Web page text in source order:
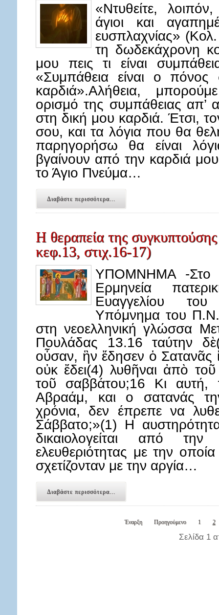
«Ντυθείτε,
άγιοι και
ευσπλαχνίας»
τη δωδεκάχρονη
μου πεις τι είναι
«Συμπάθεια είναι ο
καρδιά».Αλήθεια,
ορισμό της συμπάθειας
στη δική μου καρδιά. Έτσι,
σου, και τα λόγια που θα
παρηγορήσω θα είναι
βγαίνουν από την καρδιά
το Άγιο Πνεύμα…
Διαβάστε περισσότερα...
Η θεραπεία της
κεφ.13, στιχ.16-17)
ΥΠΟΜΝΗΜΑ -Στο
Ερμηνεία
Ευαγγελίου του
Υπόμνημα του Π.Ν.
στη νεοελληνική γλώσσα
Πουλάδας 13.16 ταύτην
οὖσαν, ἣν ἔδησεν ὁ Σατανᾶς
οὐκ ἔδει(4) λυθῆναι ἀπὸ
τοῦ σαββάτου;16 Κι αυτή,
Αβραάμ, και ο σατανάς
χρόνια, δεν έπρεπε να
Σάββατο;»(1) Η
δικαιολογείται από
ελευθεριότητας με την
σχετίζονταν με την αργία…
Διαβάστε περισσότερα...
Έναρξη Προηγούμενο 1 2
Σελίδα 1